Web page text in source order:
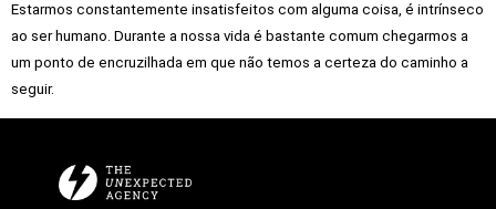
Estarmos constantemente insatisfeitos com alguma coisa, é intrínseco
ao ser humano. Durante a nossa vida é bastante comum chegarmos a
um ponto de encruzilhada em que não temos a certeza do caminho a
seguir.